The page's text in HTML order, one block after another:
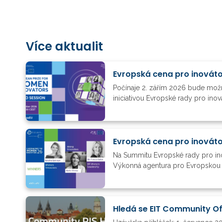
Více aktualit
Evropská cena pro
Počínaje 2. zářím 2026 bude
iniciativou Evropské rady pro
Evropská cena pro
Na Summitu Evropské rady pro
Výkonná agentura pro
Hledá se EIT Community